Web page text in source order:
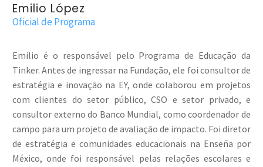
Emilio López
Oficial de Programa
Emilio é o responsável pelo Programa de Educação da
Tinker. Antes de ingressar na Fundação, ele foi consultor de
estratégia e inovação na EY, onde colaborou em projetos
com clientes do setor público, CSO e setor privado, e
consultor externo do Banco Mundial, como coordenador de
campo para um projeto de avaliação de impacto. Foi diretor
de estratégia e comunidades educacionais na Enseña por
México, onde foi responsável pelas relações escolares e